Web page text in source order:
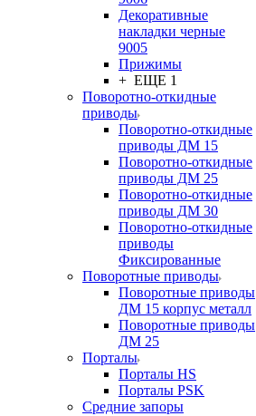
Декоративные
накладки черные
9005
Прижимы
+ ЕЩЕ 1
Поворотно-откидные
приводы
Поворотно-откидные
приводы ДМ 15
Поворотно-откидные
приводы ДМ 25
Поворотно-откидные
приводы ДМ 30
Поворотно-откидные
приводы
Фиксированные
Поворотные приводы
Поворотные приводы
ДМ 15 корпус металл
Поворотные приводы
ДМ 25
Порталы
Порталы HS
Порталы PSK
Средние запоры